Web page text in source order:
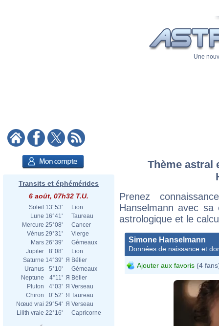
Une
Transits et éphémérides
6 août, 07h32 T.U.
Soleil 13°53'
Lion
Lune 16°41'
Taureau
Mercure 25°08'
Cancer
Vénus 29°31'
Vierge
Mars 26°39'
Gémeaux
Jupiter
8°08'
Lion
Saturne 14°39' Я Bélier
Uranus
5°10'
Gémeaux
Neptune
4°11' Я Bélier
Pluton
4°03' Я Verseau
Chiron
0°52' Я Taureau
Nœud vrai 29°54' Я Verseau
Lilith vraie 22°16' Capricorne
Thème astral
Prenez
Hanselmann avec
astrologique et le
Simone Hanselmann
Données de naissance et
Ajouter aux favoris (4